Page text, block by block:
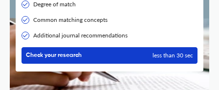
Degree of match
Common matching concepts
Additional journal recommendations
Check your research less than 30 sec